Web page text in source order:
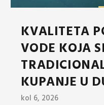
KVALITETA
VODE KOJA
KUPANJE U
kol 6, 2026